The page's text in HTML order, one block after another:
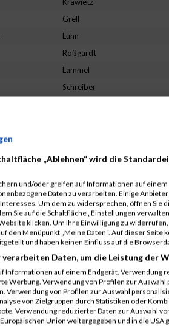
Grell
Luhn
Roßgardt
Lammel
Schreiber
Reitz
Wolff
Stieper
Veith
Klug
Vinciguerra
Fischer
Fahim
„Ablehnen“ wird die
und/oder greifen auf Informationen auf einem
Daten zu verarbeiten. Einige
Um dem zu widersprechen, öffnen Sie
Sie auf die Schaltfläche „Einstellungen
klicken. Um Ihre Einwilligung zu
den Menüpunkt „Meine Daten“. Auf dieser
und haben keinen Einfluss auf die
Daten, um die Leistung der
Informationen auf einem Endgerät. Verwendung
Werbung. Verwendung von Profilen zur
Verwendung von Profilen zur Auswahl
von Zielgruppen durch Statistiken oder
Verwendung reduzierter Daten zur Auswahl
Union weitergegeben und in die USA